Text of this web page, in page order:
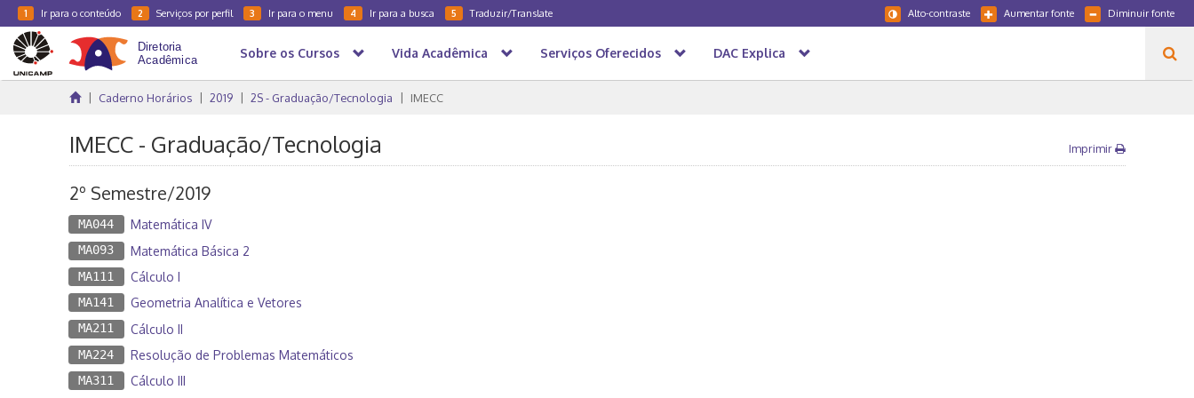
1 Ir para o conteúdo 2 Serviços por perfil 3 Ir para o menu 4 Ir para a busca 5 Traduzir/Translate Diminuir fonte
Aumentar fonte
Alto-contraste
Sobre os Cursos Vida Acadêmica Serviços Oferecidos DAC Explica
Caderno Horários 2019 2S - Graduação/Tecnologia IMECC
IMECC - Graduação/Tecnologia Imprimir
2º Semestre/2019
MA044 Matemática IV
MA093 Matemática Básica 2
MA111 Cálculo I
MA141 Geometria Analítica e Vetores
MA211 Cálculo II
MA224 Resolução de Problemas Matemáticos
MA311 Cálculo III